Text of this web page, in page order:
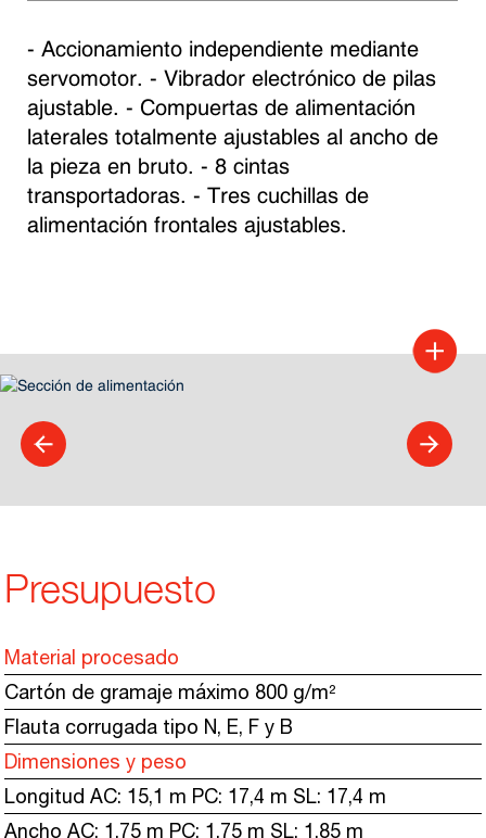
- Accionamiento independiente mediante
servomotor. - Vibrador electrónico de pilas
ajustable. - Compuertas de alimentación
laterales totalmente ajustables al ancho de
la pieza en bruto. - 8 cintas
transportadoras. - Tres cuchillas de
alimentación frontales ajustables.
Presupuesto
Material procesado
Cartón de gramaje máximo 800 g/m²
Flauta corrugada tipo N, E, F y B
Dimensiones y peso
Longitud AC: 15,1 m PC: 17,4 m SL: 17,4 m
Ancho AC: 1,75 m PC: 1,75 m SL: 1,85 m